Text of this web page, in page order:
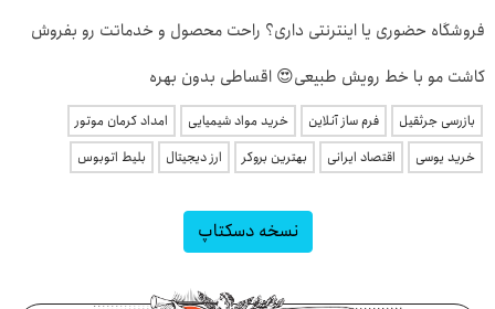
فروشگاه حضوری یا اینترنتی داری؟ راحت محصول و خدماتت رو بفروش
کاشت مو با خط رویش طبیعی😍 اقساطی بدون بهره
بازرسی جرثقیل فرم ساز آنلاین خرید مواد شیمیایی
امداد کرمان موتور
خرید یوسی
اقتصاد ایرانی بهترین بروکر ارز دیجیتال بلیط اتوبوس
نسخه دسکتاپ